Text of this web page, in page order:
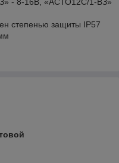
степенью защиты IP57